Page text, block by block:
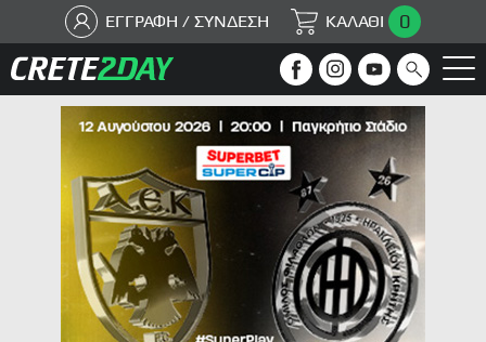
ΕΓΓΡΑΦΗ / ΣΥΝΔΕΣΗ ΚΑΛΑΘΙ 0